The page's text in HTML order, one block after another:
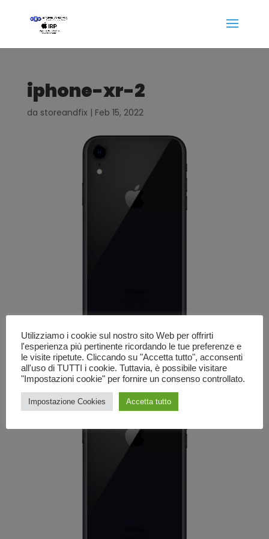
iphone-xr-2
da storeandfix | Feb 15, 2022
Utilizziamo i cookie sul nostro sito Web per offrirti
l'esperienza più pertinente ricordando le tue preferenze e
le visite ripetute. Cliccando su "Accetta tutto", acconsenti
all'uso di TUTTI i cookie. Tuttavia, è possibile visitare
"Impostazioni cookie" per fornire un consenso controllato.
Impostazione Cookies Accetta tutto